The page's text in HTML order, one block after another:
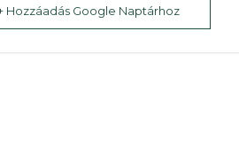
Hozzáadás Google Naptárhoz